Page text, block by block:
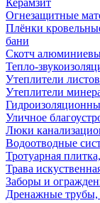
Керамзит
Огнезащитные
Плёнки
бани
Скотч
Тепло-
Утеплители
Утеплители
Уличное
Люки
Водоотводные
Тротуарная
Трава
Заборы и
Дренажные трубы,